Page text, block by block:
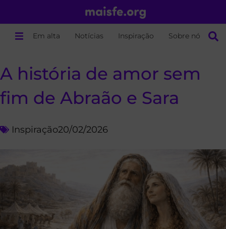
Em alta Notícias Inspiração Sobre nós
A história de amor sem
fim de Abraão e Sara
Inspiração20/02/2026